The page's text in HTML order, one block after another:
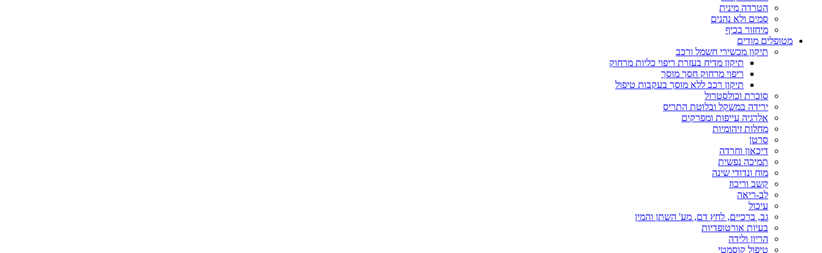
הטרדה מינית
סמים ולא נהנים
מיחזור בכיף
מטופלים מודים
תיקון מכשירי חשמל ורכב
תיקון מדיח בעזרת ריפוי כליות מרחוק
ריפוי מרחוק חסך מוסך
תיקון רכב ללא מוסך בעקבות טיפול
סוכרת וכולסטרול
ירידה במשקל ובלוטת התריס
אלרגיה עייפות ומפרקים
מחלות זיהומיות
סרטן
דיכאון וחרדה
תמיכה נפשית
מוח ונדודי שינה
קשב וריכוז
לב-ריאה
עיכול
גב, ברכיים, לחץ דם, מע' השתן והמין
בעיות אורטופדיות
הריון ולידה
טיפול קוסמטי